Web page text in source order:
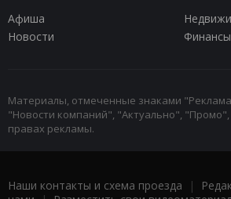
Афиша
Новости
Финансы
Материалы, отмеченные знаками
"Новости компаний", "Актуально", "Промо",
правах рекламы.
Наши контакты и схема проезда |